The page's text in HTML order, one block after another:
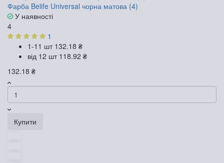
Фарба Belife Universal чорна матова (4)
У наявності
4
1
1-11 шт 132.18 ₴
від 12 шт 118.92 ₴
132.18 ₴
Купити